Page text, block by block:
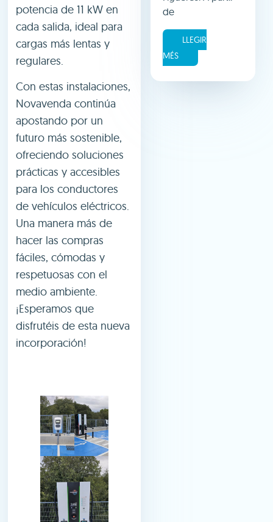
potencia de 11 kW en
cada salida, ideal para
cargas más lentas y
regulares.
Con estas instalaciones,
Novavenda continúa
apostando por un
futuro más sostenible,
ofreciendo soluciones
prácticas y accesibles
para los conductores
de vehículos eléctricos.
Una manera más de
hacer las compras
fáciles, cómodas y
respetuosas con el
medio ambiente.
¡Esperamos que
disfrutéis de esta nueva
incorporación!
de
LLEGIR
MÉS